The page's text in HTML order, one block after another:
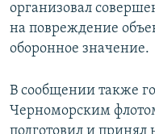
организовал
на повреждение
оборонное значение.
В сообщении также
Черноморским